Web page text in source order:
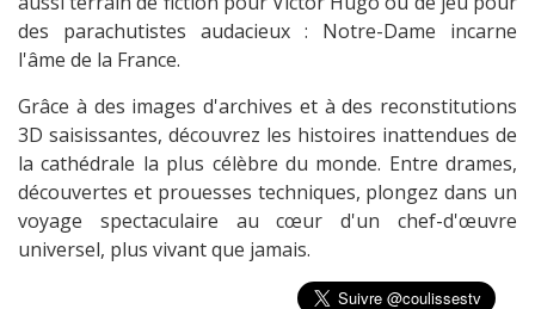
des parachutistes audacieux : Notre-Dame incarne
l'âme de la France.
Grâce à des images d'archives et à des reconstitutions
3D saisissantes, découvrez les histoires inattendues de
la cathédrale la plus célèbre du monde. Entre drames,
découvertes et prouesses techniques, plongez dans un
voyage spectaculaire au cœur d'un chef-d'œuvre
universel, plus vivant que jamais.